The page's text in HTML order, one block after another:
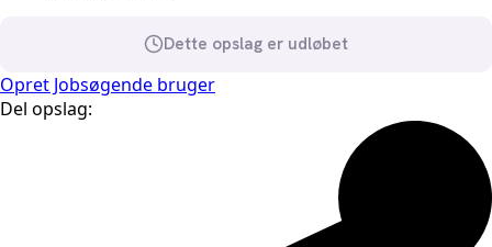
Dette opslag er udløbet
Opret Jobsøgende bruger
Del opslag: